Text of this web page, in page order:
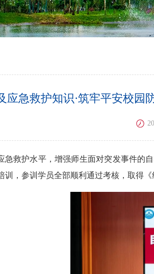
应急救护知识·筑牢平安校
急救护水平，增强师生面对突发事件的
训，参训学员全部顺利通过考核，取得《